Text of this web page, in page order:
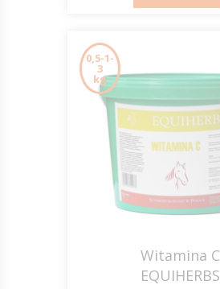
0,5-1-
3
kg
Witamina C
EQUIHERBS